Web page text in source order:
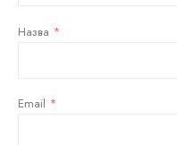
Назва *
Email *